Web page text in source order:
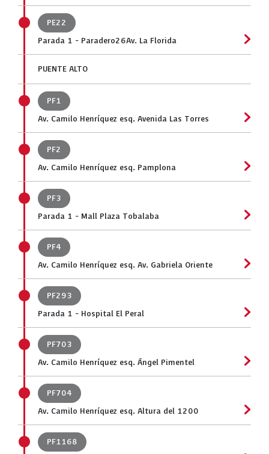
PE22
Parada 1 - Paradero26Av. La Florida
PUENTE ALTO
PF1
Av. Camilo Henríquez esq. Avenida Las Torres
PF2
Av. Camilo Henríquez esq. Pamplona
PF3
Parada 1 - Mall Plaza Tobalaba
PF4
Av. Camilo Henríquez esq. Av. Gabriela Oriente
PF293
Parada 1 - Hospital El Peral
PF703
Av. Camilo Henríquez esq. Ángel Pimentel
PF704
Av. Camilo Henríquez esq. Altura del 1200
PF1168